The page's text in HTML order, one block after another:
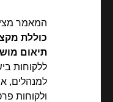
המאמר
כוללת
תיאום
ללקוחות
למנהלים,
ולקוחות